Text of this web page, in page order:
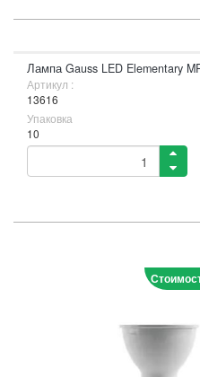
Лампа Gauss LED Elementary
Артикул :
13616
Упаковка
10